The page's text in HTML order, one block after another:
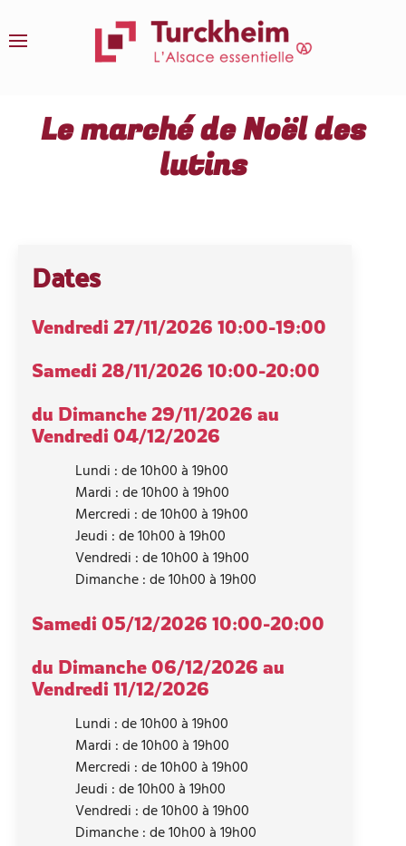
Accéder au contenu principal
Le marché de Noël des
lutins
Dates
Vendredi 27/11/2026 10:00-19:00
Samedi 28/11/2026 10:00-20:00
du Dimanche 29/11/2026 au
Vendredi 04/12/2026
Lundi : de 10h00 à 19h00
Mardi : de 10h00 à 19h00
Mercredi : de 10h00 à 19h00
Jeudi : de 10h00 à 19h00
Vendredi : de 10h00 à 19h00
Dimanche : de 10h00 à 19h00
Samedi 05/12/2026 10:00-20:00
du Dimanche 06/12/2026 au
Vendredi 11/12/2026
Lundi : de 10h00 à 19h00
Mardi : de 10h00 à 19h00
Mercredi : de 10h00 à 19h00
Jeudi : de 10h00 à 19h00
Vendredi : de 10h00 à 19h00
Dimanche : de 10h00 à 19h00